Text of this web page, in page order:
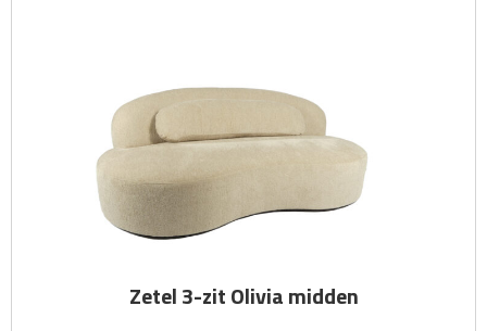
Zetel 3-zit Olivia midden